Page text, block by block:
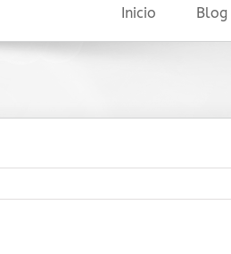
Inicio Blog